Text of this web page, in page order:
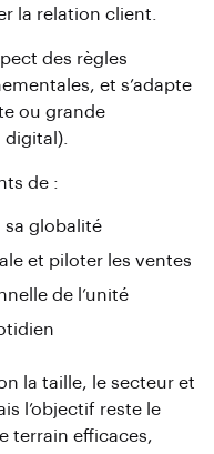
la relation client.
des règles
et s’adapte
ou grande
de :
sa globalité
et piloter les ventes
de l’unité
la taille, le secteur et
l’objectif reste le
terrain efficaces,